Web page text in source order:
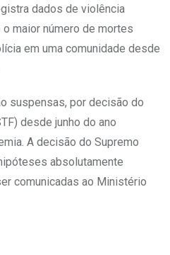
dados de violência
maior número de mortes
em uma comunidade desde
suspensas, por decisão do
desde junho do ano
A decisão do Supremo
absolutamente
comunicadas ao Ministério